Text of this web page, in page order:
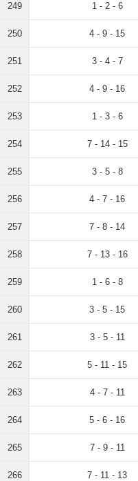
249 1 - 2 - 6
250 4 - 9 - 15
251 3 - 4 - 7
252 4 - 9 - 16
253 1 - 3 - 6
254 7 - 14 - 15
255 3 - 5 - 8
256 4 - 7 - 16
257 7 - 8 - 14
258 7 - 13 - 16
259 1 - 6 - 8
260 3 - 5 - 15
261 3 - 5 - 11
262 5 - 11 - 15
263 4 - 7 - 11
264 5 - 6 - 16
265 7 - 9 - 11
266 7 - 11 - 13